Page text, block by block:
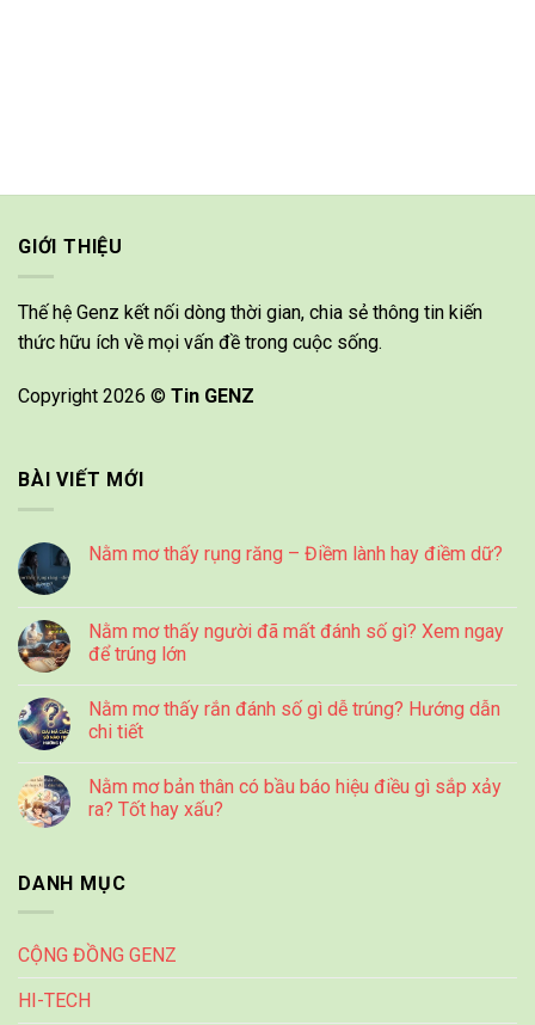
GIỚI THIỆU
Thế hệ Genz kết nối dòng thời gian, chia sẻ thông tin kiến
thức hữu ích về mọi vấn đề trong cuộc sống.
Copyright 2026 © Tin GENZ
BÀI VIẾT MỚI
Nằm mơ thấy rụng răng – Điềm lành hay điềm dữ?
Nằm mơ thấy người đã mất đánh số gì? Xem ngay
để trúng lớn
Nằm mơ thấy rắn đánh số gì dễ trúng? Hướng dẫn
chi tiết
Nằm mơ bản thân có bầu báo hiệu điều gì sắp xảy
ra? Tốt hay xấu?
DANH MỤC
CỘNG ĐỒNG GENZ
HI-TECH